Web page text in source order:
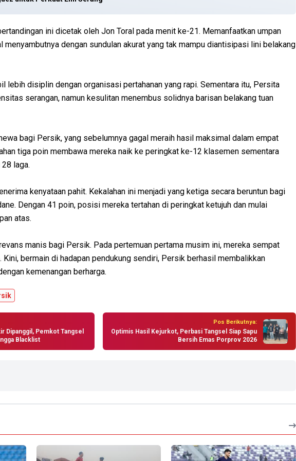
ini dicetak oleh Jon Toral pada menit ke-21. Memanfaatkan umpan
menyambutnya dengan sundulan akurat yang tak mampu diantisipasi lini belakang
lebih disiplin dengan organisasi pertahanan yang rapi. Sementara itu, Persita
serangan, namun kesulitan menembus solidnya barisan belakang tuan
bagi Persik, yang sebelumnya gagal meraih hasil maksimal dalam empat
tiga poin membawa mereka naik ke peringkat ke-12 klasemen sementara
laga.
kenyataan pahit. Kekalahan ini menjadi yang ketiga secara beruntun bagi
Dengan 41 poin, posisi mereka tertahan di peringkat ketujuh dan mulai
atas.
manis bagi Persik. Pada pertemuan pertama musim ini, mereka sempat
bermain di hadapan pendukung sendiri, Persik berhasil membalikkan
kemenangan berharga.
Dipanggil, Pemkot Tangsel
Blacklist
Pos Berikutnya:
Optimis Hasil Kejurkot, Perbasi Tangsel Siap Sapu
Bersih Emas Porprov 2026